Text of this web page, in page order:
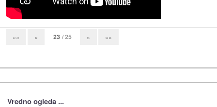
«« « 23 / 25 » »»
Vredno ogleda ...